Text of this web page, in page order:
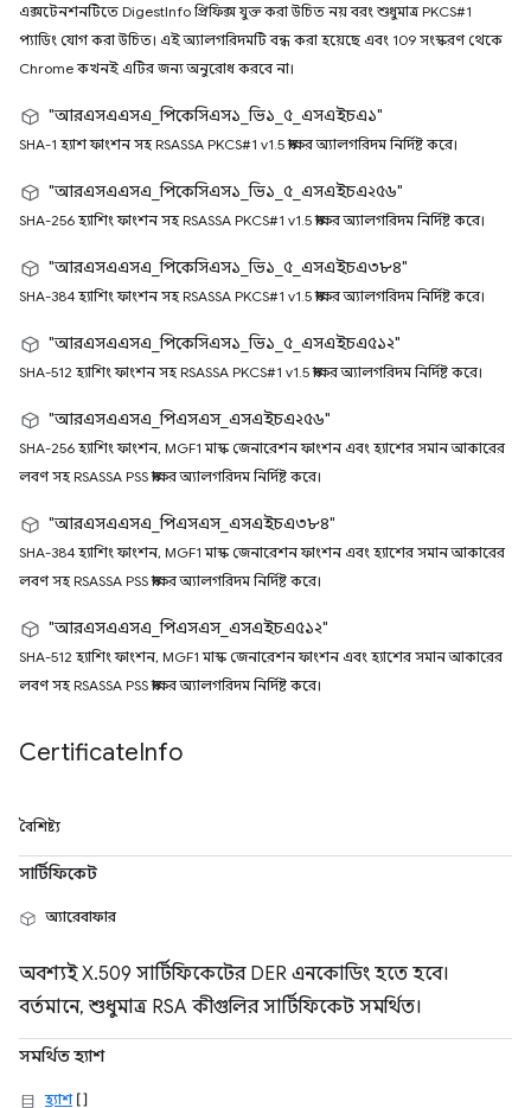
এক্সটেনশনটিতে DigestInfo প্রিফিক্স যুক্ত করা উচিত নয় বরং শুধুমাত্র PKCS#1
প্যাডিং যোগ করা উচিত। এই অ্যালগরিদমটি বন্ধ করা হয়েছে এবং 109 সংস্করণ থেকে
Chrome কখনই এটির জন্য অনুরোধ করবে না।
"আরএসএএসএ_পিকেসিএস১_ভি১_৫_এসএইচএ১"
SHA-1 হ্যাশ ফাংশন সহ RSASSA PKCS#1 v1.5 স্বাক্ষর অ্যালগরিদম নির্দিষ্ট করে।
"আরএসএএসএ_পিকেসিএস১_ভি১_৫_এসএইচএ২৫৬"
SHA-256 হ্যাশিং ফাংশন সহ RSASSA PKCS#1 v1.5 স্বাক্ষর অ্যালগরিদম নির্দিষ্ট করে।
"আরএসএএসএ_পিকেসিএস১_ভি১_৫_এসএইচএ৩৮৪"
SHA-384 হ্যাশিং ফাংশন সহ RSASSA PKCS#1 v1.5 স্বাক্ষর অ্যালগরিদম নির্দিষ্ট করে।
"আরএসএএসএ_পিকেসিএস১_ভি১_৫_এসএইচএ৫১২"
SHA-512 হ্যাশিং ফাংশন সহ RSASSA PKCS#1 v1.5 স্বাক্ষর অ্যালগরিদম নির্দিষ্ট করে।
"আরএসএএসএ_পিএসএস_এসএইচএ২৫৬"
SHA-256 হ্যাশিং ফাংশন, MGF1 মাস্ক জেনারেশন ফাংশন এবং হ্যাশের সমান আকারের
লবণ সহ RSASSA PSS স্বাক্ষর অ্যালগরিদম নির্দিষ্ট করে।
"আরএসএএসএ_পিএসএস_এসএইচএ৩৮৪"
SHA-384 হ্যাশিং ফাংশন, MGF1 মাস্ক জেনারেশন ফাংশন এবং হ্যাশের সমান আকারের
লবণ সহ RSASSA PSS স্বাক্ষর অ্যালগরিদম নির্দিষ্ট করে।
"আরএসএএসএ_পিএসএস_এসএইচএ৫১২"
SHA-512 হ্যাশিং ফাংশন, MGF1 মাস্ক জেনারেশন ফাংশন এবং হ্যাশের সমান আকারের
লবণ সহ RSASSA PSS স্বাক্ষর অ্যালগরিদম নির্দিষ্ট করে।
CertificateInfo
বৈশিষ্ট্য
সার্টিফিকেট
অ্যারেবাফার
অবশ্যই X.509 সার্টিফিকেটের DER এনকোডিং হতে হবে।
বর্তমানে, শুধুমাত্র RSA কীগুলির সার্টিফিকেট সমর্থিত।
সমর্থিত হ্যাশ
হ্যাশ[]